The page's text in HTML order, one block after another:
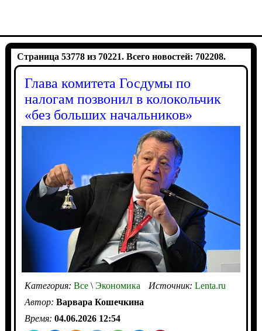
Страница 53778 из 70221. Всего новостей: 702208.
Глава комитета Госдумы по
налогам позвонил в колокольчик
«без больших начальников»
Категория: Все\Экономика Источник: Lenta.ru
Автор: Варвара Кошечкина
Время: 04.06.2026 12:54